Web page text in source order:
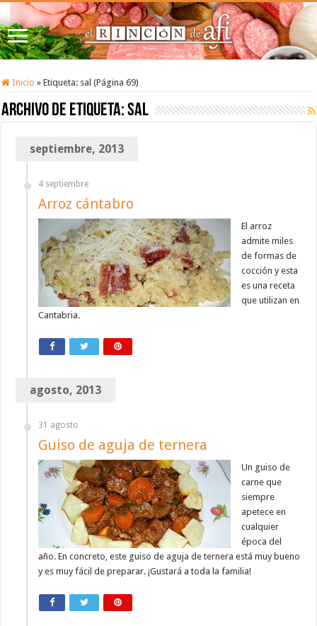
Inicio » Etiqueta: sal (Página 69)
Archivo de etiqueta:sal
septiembre, 2013
4 septiembre
Arroz cántabro
El arroz
admite miles
de formas de
cocción y esta
es una receta
que utilizan en
Cantabria.
agosto, 2013
31 agosto
Guiso de aguja de ternera
Un guiso de
carne que
siempre
apetece en
cualquier
época del
año. En concreto, este guiso de aguja de ternera está muy bueno
y es muy fácil de preparar. ¡Gustará a toda la familia!